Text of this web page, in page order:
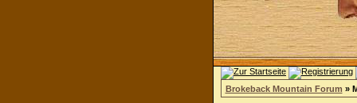
Brokeback Mountain Forum »